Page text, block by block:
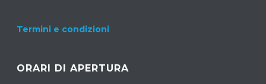
Termini e condizioni
ORARI DI APERTURA